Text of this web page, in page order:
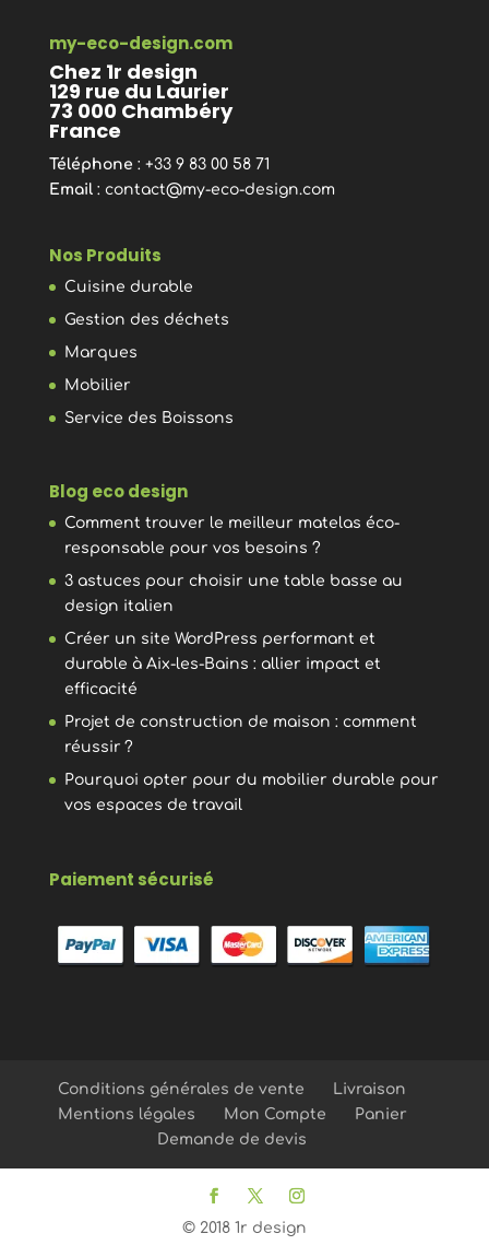
my-eco-design.com
Chez 1r design
129 rue du Laurier
73 000 Chambéry
France
Téléphone : +33 9 83 00 58 71
Email: contact@my-eco-design.com
Nos Produits
Cuisine durable
Gestion des déchets
Marques
Mobilier
Service des Boissons
Blog eco design
Comment trouver le meilleur matelas éco-
responsable pour vos besoins ?
3 astuces pour choisir une table basse au
design italien
Créer un site WordPress performant et
durable à Aix-les-Bains : allier impact et
efficacité
Projet de construction de maison : comment
réussir ?
Pourquoi opter pour du mobilier durable pour
vos espaces de travail
Paiement sécurisé
Conditions générales de vente
Livraison
Mentions légales
Mon Compte
Panier
Demande de devis
© 2018 1r design